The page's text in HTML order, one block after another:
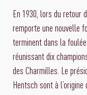
En 1930, lors du retour
remporte une nouvelle
terminent dans la
réunissant dix
des Charmilles. Le
Hentsch sont à